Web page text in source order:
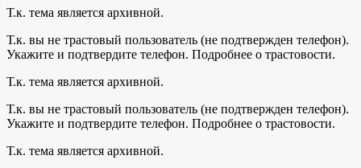
Т.к. тема является архивной.
Т.к. вы не трастовый пользователь (не подтвержден телефон).
Укажите и подтвердите телефон. Подробнее о трастовости.
Т.к. тема является архивной.
Т.к. вы не трастовый пользователь (не подтвержден телефон).
Укажите и подтвердите телефон. Подробнее о трастовости.
Т.к. тема является архивной.